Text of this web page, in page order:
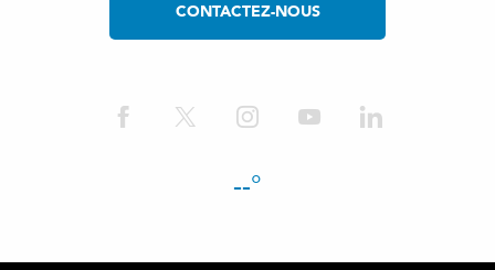
CONTACTEZ-NOUS
--°